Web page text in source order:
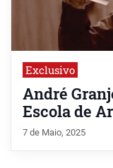
Exclusivo
André
Escola de
7 de Maio, 2025